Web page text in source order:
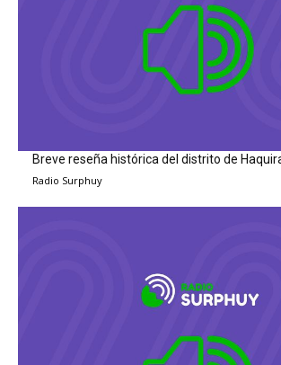
Breve reseña histórica del distrito de
Radio Surphuy